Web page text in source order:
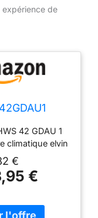
de
bouteilles,
Wi-Fi,
LED et
UV,
en bois,
58,5 x 82
42 GDAU 1
climatique elvin
€
€